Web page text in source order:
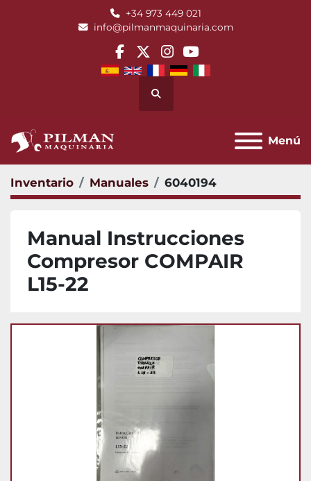
+34 973 449 021
info@pilmanmaquinaria.com
facebook
twitterinstagram
youtube
Buscar
Menú
Inventario Manuales 6040194
Manual Instrucciones
Compresor COMPAIR
L15-22